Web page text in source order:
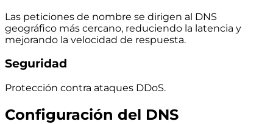
Las peticiones de nombre se dirigen al DNS
geográfico más cercano, reduciendo la latencia y
mejorando la velocidad de respuesta.
Seguridad
Protección contra ataques DDoS.
Configuración del DNS